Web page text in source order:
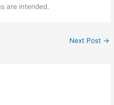
are intended.
Next Post →